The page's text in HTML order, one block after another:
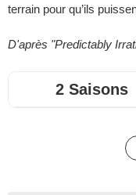
terrain pour qu’ils
D'après "Predictably
2 Saisons